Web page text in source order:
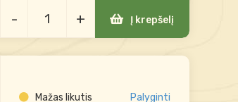
- + Į krepšelį
Mažas likutis Palyginti